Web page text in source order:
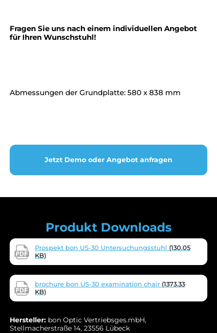
Fragen Sie uns nach einem individuellen Angebot
für Ihren Wunschstuhl!
Abmessungen der Grundplatte: 580 x 838 mm
Jetzt Demo oder Angebot anfragen
Produkt Downloads
Prospekt bon US-30 Untersuchungsstuhl (130.05
KB)
brochure bon US-30 examination chair (1373.33
KB)
Hersteller: bon Optic Vertriebsges.mbH,
Stellmacherstraße 14, 23556 Lübeck